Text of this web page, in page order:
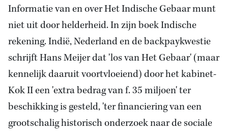
Informatie van en over Het Indische Gebaar munt
niet uit door helderheid. In zijn boek Indische
rekening. Indië, Nederland en de backpaykwestie
schrijft Hans Meijer dat 'los van Het Gebaar' (maar
kennelijk daaruit voortvloeiend) door het kabinet-
Kok II een 'extra bedrag van f. 35 miljoen' ter
beschikking is gesteld, 'ter financiering van een
grootschalig historisch onderzoek naar de sociale